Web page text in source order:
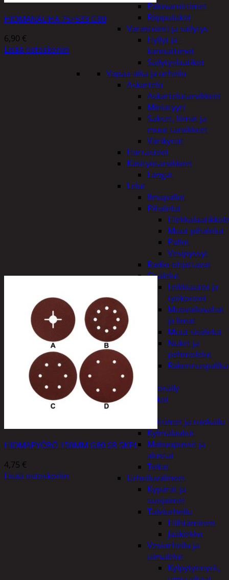
Palovaroittimet
Riippulukot
Varastointi ja säilytys
Hyllyt ja -
kannattimet
Säilytyslaatikot
Vapaa-aika ja urheilu
Askartelu
Askartelutarvikkeet
Miniatyyri
Sakset, liimat ja
muut tarvikkeet
Värikynät
Harrasteet
Käsityötarvikkeet
Langat
Lelut
Ilmapallot
Pihalelut
Muut pihalelut
Pallot
Vesipyssyt
Radio-ohjattavat
Sisälelut
Leikkiautot ja
työkoneet
Muovailuvahat
ja limat
Muut sisälelut
Nuket ja
pehmolelut
Pelit
Polkupyöräily
Lukot
Keittimet ja ruokailu
Kylmälaukut
Makuupussit ja
alustat
Teltat
Urheiluvälineet
Kypärät ja
suojaimet
Talviurheilu
Hiihtäminen
Jääkiekko
Vesiurheilu ja
uimalelut
Kylpytynnyrit,
HIOMANAUHA 75×533 G80
6,90 €
Lisää ostoskoriin
HIOMAPYÖRÖ 150MM G80 6R 5KPL
4,75 €
Lisää ostoskoriin